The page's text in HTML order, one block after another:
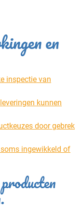
en
inspectie van
kunnen
door gebrek
ingewikkeld of